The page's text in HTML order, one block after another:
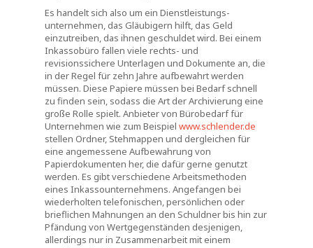
Es handelt sich also um ein Dienstleistungs-
unternehmen, das Gläubigern hilft, das Geld
einzutreiben, das ihnen geschuldet wird. Bei einem
Inkassobüro fallen viele rechts- und
revisionssichere Unterlagen und Dokumente an, die
in der Regel für zehn Jahre aufbewahrt werden
müssen. Diese Papiere müssen bei Bedarf schnell
zu finden sein, sodass die Art der Archivierung eine
große Rolle spielt. Anbieter von Bürobedarf für
Unternehmen wie zum Beispiel www.schlender.de
stellen Ordner, Stehmappen und dergleichen für
eine angemessene Aufbewahrung von
Papierdokumenten her, die dafür gerne genutzt
werden. Es gibt verschiedene Arbeitsmethoden
eines Inkassounternehmens. Angefangen bei
wiederholten telefonischen, persönlichen oder
brieflichen Mahnungen an den Schuldner bis hin zur
Pfändung von Wertgegenständen desjenigen,
allerdings nur in Zusammenarbeit mit einem